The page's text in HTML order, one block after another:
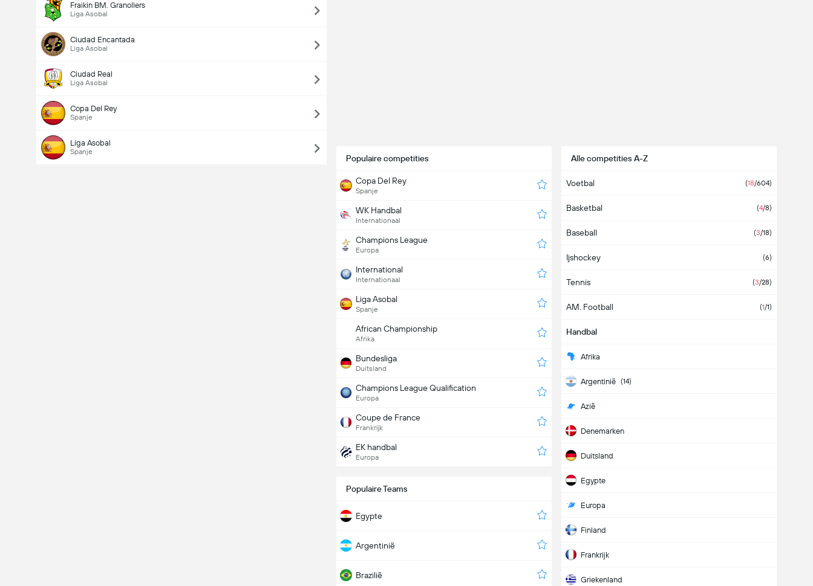
Fraikin BM. Granollers
Liga Asobal
Ciudad Encantada
Liga Asobal
Ciudad Real
Liga Asobal
Copa Del Rey
Spanje
Liga Asobal
Spanje
Populaire competities
Copa Del Rey
Spanje
WK Handbal
Internationaal
Champions League
Europa
International
Internationaal
Liga Asobal
Spanje
African Championship
Afrika
Bundesliga
Duitsland
Champions League Qualification
Europa
Coupe de France
Frankrijk
EK handbal
Europa
Alle competities A-Z
Voetbal (18/604)
Basketbal (4/8)
Baseball (3/18)
Ijshockey (6)
Tennis (3/28)
AM. Football (1/1)
Handbal
Afrika
Argentinië (14)
Azië
Denemarken
Duitsland
Egypte
Europa
Finland
Frankrijk
Griekenland
Populaire Teams
Egypte
Argentinië
Brazilië